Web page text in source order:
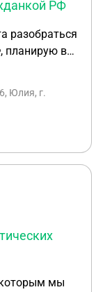
РФ
разобраться
планирую в
с
право на
В каком
по факту
подать
в
русского
в случае
Юлия, г.